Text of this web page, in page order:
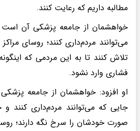
مطالبه داریم که رعایت کنند.
خواهشمان از جامعه پزشکی آن
می‌توانند مردم‌داری کنند؛ روسای
تلاش کنند تا به این مردمی که
فشاری وارد نشود.
او افزود: خواهشمان از جامعه
جایی که می‌توانند مردم‌داری کنند
صورت خودشان را سرخ نگه دارند؛